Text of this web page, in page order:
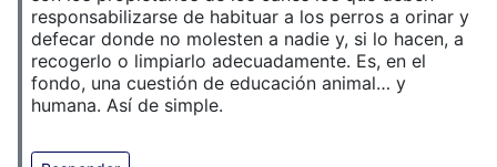
responsabilizarse de habituar a los perros a orinar y
defecar donde no molesten a nadie y, si lo hacen, a
recogerlo o limpiarlo adecuadamente. Es, en el
fondo, una cuestión de educación animal… y
humana. Así de simple.